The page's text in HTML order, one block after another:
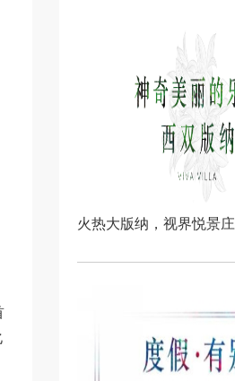
火热大版纳，视界悦景庄